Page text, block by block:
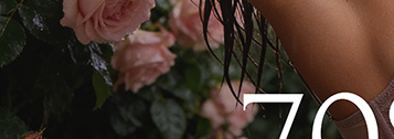
MEY
Бюстгальтер треугольник t-shirt